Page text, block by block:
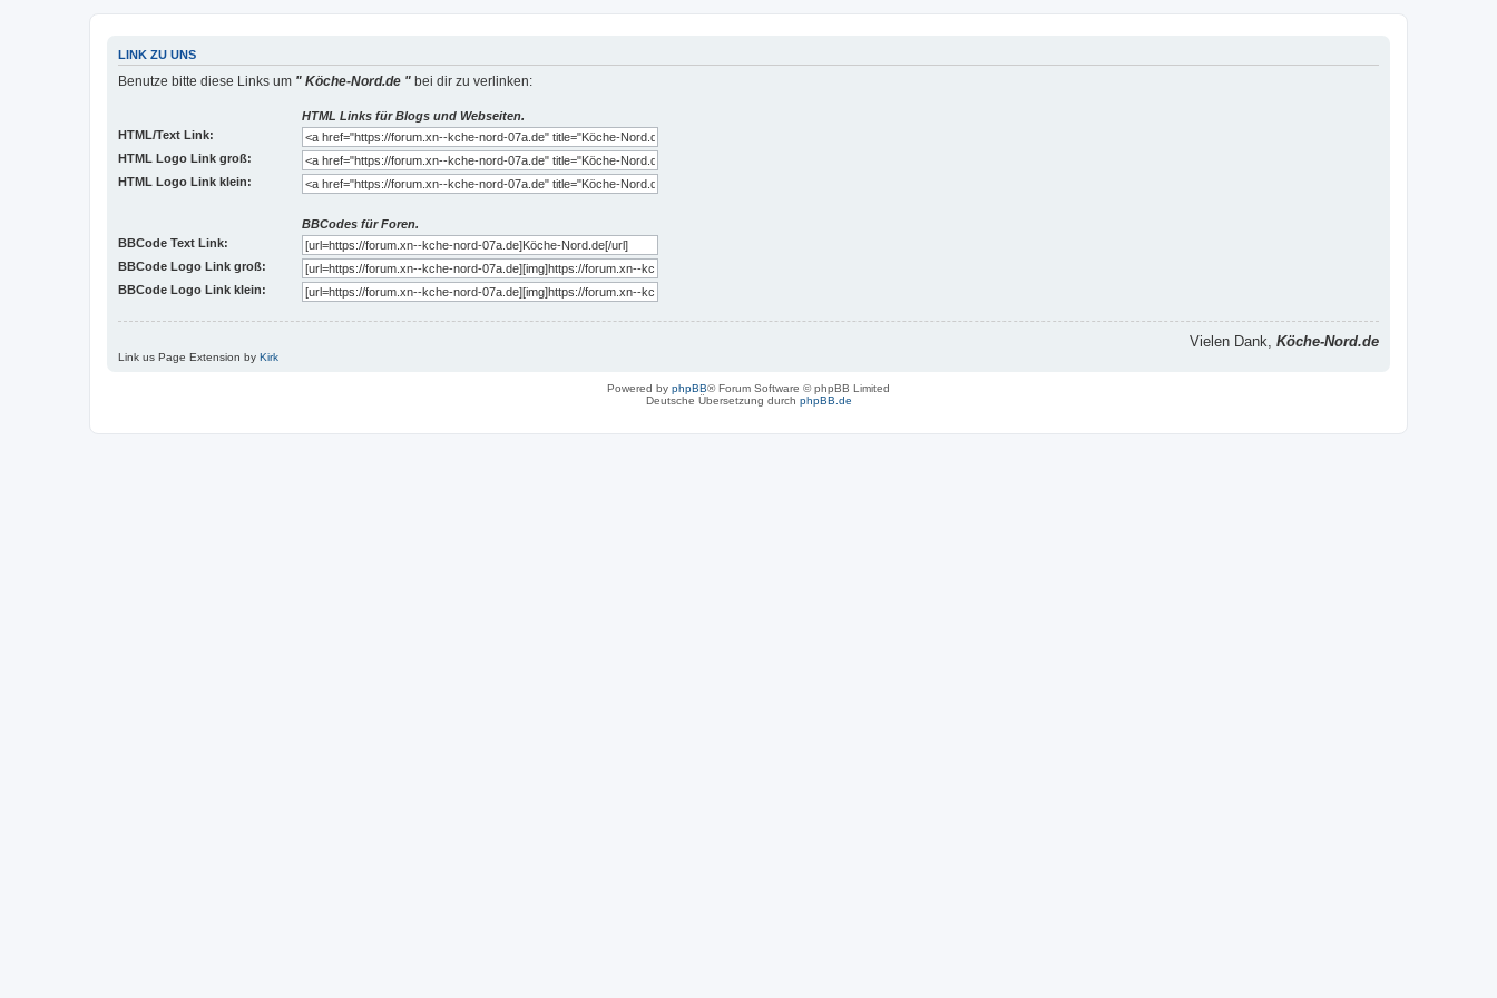
LINK ZU UNS
Benutze bitte diese Links um " Köche-Nord.de " bei dir zu verlinken:
HTML Links für Blogs und Webseiten.
HTML/Text Link:
HTML Logo Link groß:
HTML Logo Link klein:
BBCodes für Foren.
BBCode Text Link:
BBCode Logo Link groß:
BBCode Logo Link klein:
Vielen Dank, Köche-Nord.de
Link us Page Extension by Kirk
Powered by phpBB® Forum Software © phpBB Limited
Deutsche Übersetzung durch phpBB.de